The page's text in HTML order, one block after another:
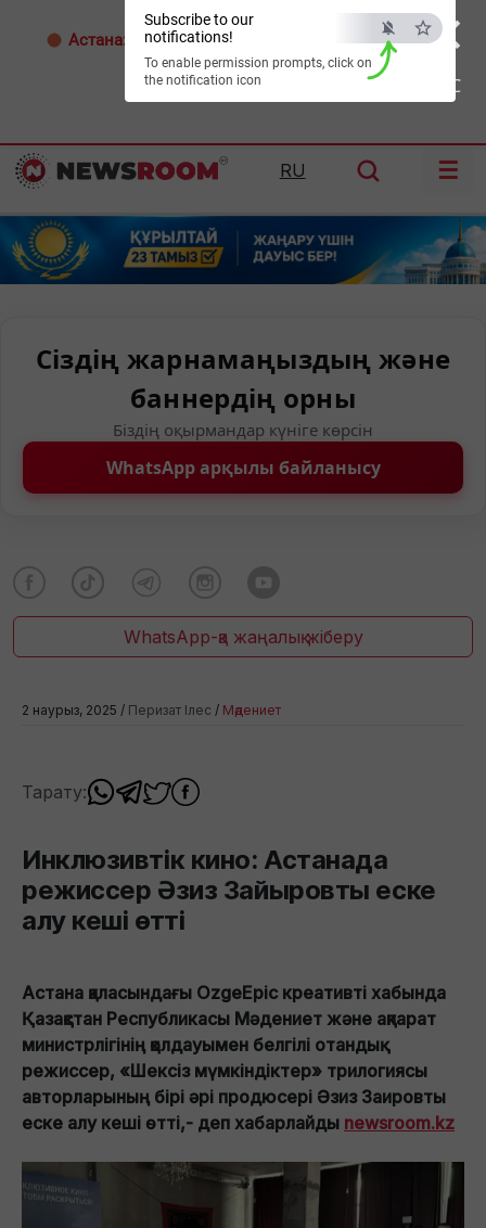
×
ESC
Subscribe to our
notifications!
To enable permission prompts, click on
the notification icon
Астана: 32°C Алматы: Шымкент:36°C
RU ☰
Сіздің жарнамаңыздың және
баннердің орны
Біздің оқырмандар күніге көрсін
WhatsApp арқылы байланысу
WhatsApp-қа жаңалық жіберу
2 наурыз, 2025 / Перизат Ілес / Мәдениет
Тарату:
Инклюзивтік кино: Астанада
режиссер Әзиз Зайыровты еске
алу кеші өтті
Астана қаласындағы OzgeEpic креативті хабында
Қазақстан Республикасы Мәдениет және ақпарат
министрлігінің қолдауымен белгілі отандық
режиссер, «Шексіз мүмкіндіктер» трилогиясы
авторларының бірі әрі продюсері Әзиз Заировты
еске алу кеші өтті,- деп хабарлайды newsroom.kz